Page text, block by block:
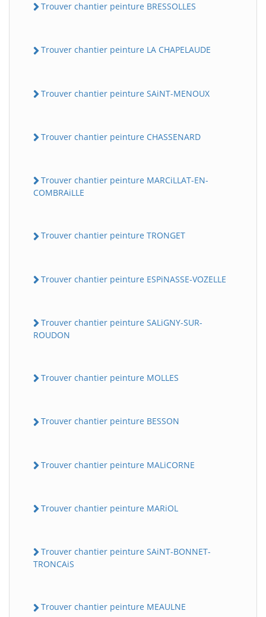
Trouver chantier peinture BRESSOLLES
Trouver chantier peinture LA CHAPELAUDE
Trouver chantier peinture SAiNT-MENOUX
Trouver chantier peinture CHASSENARD
Trouver chantier peinture MARCiLLAT-EN-
COMBRAiLLE
Trouver chantier peinture TRONGET
Trouver chantier peinture ESPiNASSE-VOZELLE
Trouver chantier peinture SALiGNY-SUR-
ROUDON
Trouver chantier peinture MOLLES
Trouver chantier peinture BESSON
Trouver chantier peinture MALiCORNE
Trouver chantier peinture MARiOL
Trouver chantier peinture SAiNT-BONNET-
TRONCAiS
Trouver chantier peinture MEAULNE